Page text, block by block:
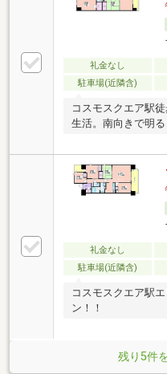
礼金なし
駐車場(近隣含)
コスモスクエア駅
生活。南向きで明る
礼金なし
駐車場(近隣含)
コスモスクエア駅
ン！！
残り5件